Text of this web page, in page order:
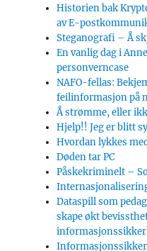
Historien bak
av E-
Steganografi – Å
En vanlig dag i
personverncase
NAFO-fellas:
feilinformasjon på
Å strømme, eller
Hjelp!! Jeg er blitt
Hvordan lykkes
Døden tar PC
Påskekriminelt –
Dataspill som
skape økt